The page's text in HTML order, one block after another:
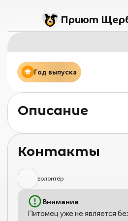
Приют
Описание
Контакты
волонтёр
Внимание
Питомец уже не является
Год выпуска